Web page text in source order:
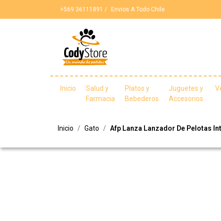
+569 36111891 / Envios A Todo Chile
Inicio
Salud y
Farmacia
Platos y
Bebederos
Juguetes y
Accesorios
Inicio Gato Afp Lanza Lanzador De Pelotas